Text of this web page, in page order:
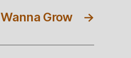
→
Wanna Grow